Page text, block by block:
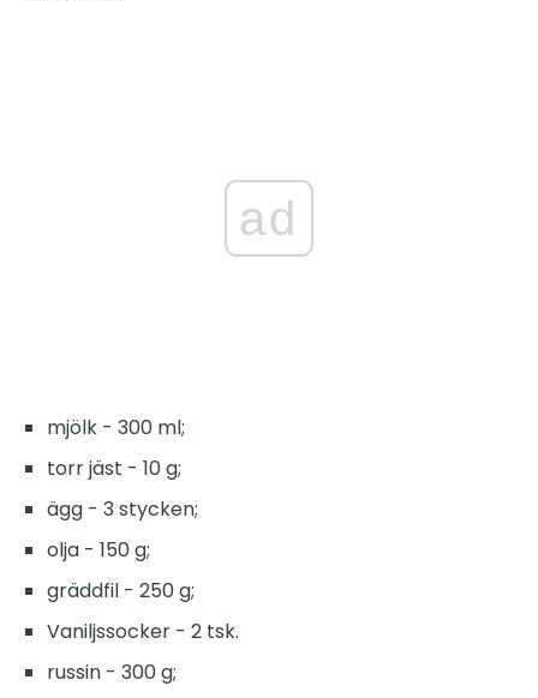
ad
mjölk - 300 ml;
torr jäst - 10 g;
ägg - 3 stycken;
olja - 150 g;
gräddfil - 250 g;
Vaniljssocker - 2 tsk.
russin - 300 g;